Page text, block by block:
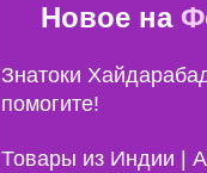
Новое на
Знатоки
помогите!
Товары из Индии |